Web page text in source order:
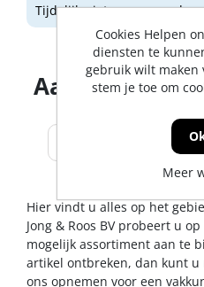
Tijdelijk niet op voorraad
Aantal
Hier vindt u alles op het
Jong & Roos BV probeert u
mogelijk assortiment aan te
artikel ontbreken, dan kunt
ons opnemen voor een
Cookies Helpen
diensten te
gebruik wilt maken
stem je toe om
Meer